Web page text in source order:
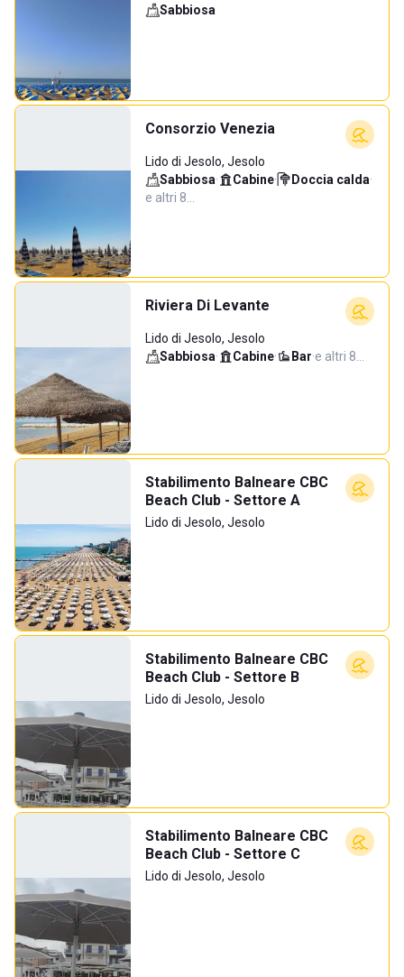
Sabbiosa
Consorzio Venezia
Lido di Jesolo, Jesolo
Sabbiosa· Cabine· Doccia calda·
e altri 8…
Riviera Di Levante
Lido di Jesolo, Jesolo
Sabbiosa· Cabine· Bar·e altri 8…
Stabilimento Balneare CBC
Beach Club - Settore A
Lido di Jesolo, Jesolo
Stabilimento Balneare CBC
Beach Club - Settore B
Lido di Jesolo, Jesolo
Stabilimento Balneare CBC
Beach Club - Settore C
Lido di Jesolo, Jesolo